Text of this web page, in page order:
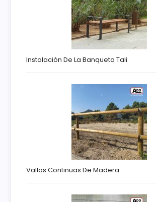
Instalación De La Banqueta Tali
Vallas Continuas De Madera